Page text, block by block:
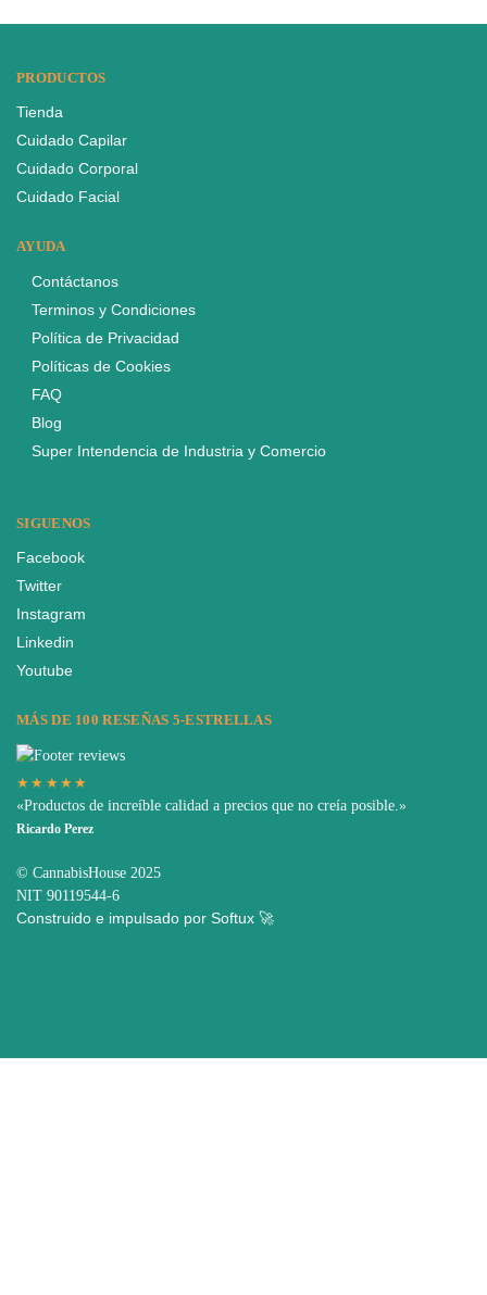
PRODUCTOS
Tienda
Cuidado Capilar
Cuidado Corporal
Cuidado Facial
AYUDA
Contáctanos
Terminos y Condiciones
Política de Privacidad
Políticas de Cookies
FAQ
Blog
Super Intendencia de Industria y Comercio
SIGUENOS
Facebook
Twitter
Instagram
Linkedin
Youtube
MÁS DE 100 RESEÑAS 5-ESTRELLAS
★★★★★
«Productos de increíble calidad a precios que no creía posible.»
Ricardo Perez
© CannabisHouse 2025
NIT 90119544-6
Construido e impulsado por Softux 🚀